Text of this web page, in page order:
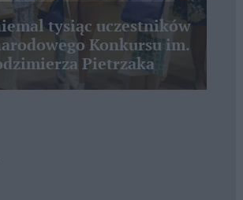
tysiąc uczestników
Konkursu im.
Pietrzaka